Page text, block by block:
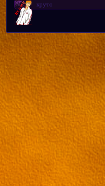
круто